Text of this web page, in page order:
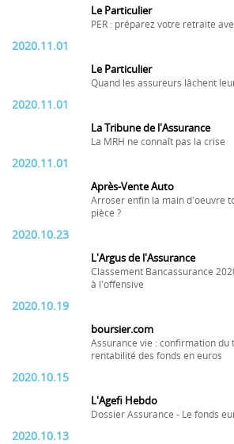
Le Particulier
PER : préparez votre retraite
2020.11.01
Le Particulier
Quand les assureurs lâchent
2020.11.01
La Tribune de l'Assurance
La MRH ne connaît pas la crise
2020.11.01
Après-Vente Auto
Arroser enfin la main d'oeuvre
pièce ?
2020.10.23
L'Argus de l'Assurance
Classement Bancassurance
à l'offensive
2020.10.19
boursier.com
Assurance vie : confirmation du
rentabilité des fonds en euros
2020.10.15
L'Agefi Hebdo
Dossier Assurance - Le fonds
2020.10.13